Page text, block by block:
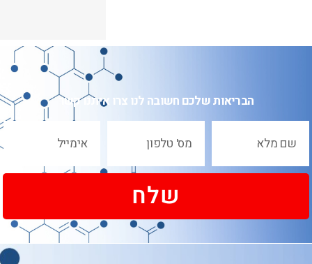
הבריאות שלכם חשובה לנו צרו איתנו קשר
שלח